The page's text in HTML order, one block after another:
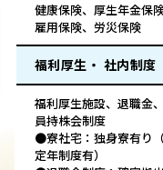
健康保険、厚生年金保険
雇用保険、労災保険
福利厚生・ 社内制度
福利厚生施設、退職金
員持株会制度
●寮社宅：独身寮有り
定年制度有）